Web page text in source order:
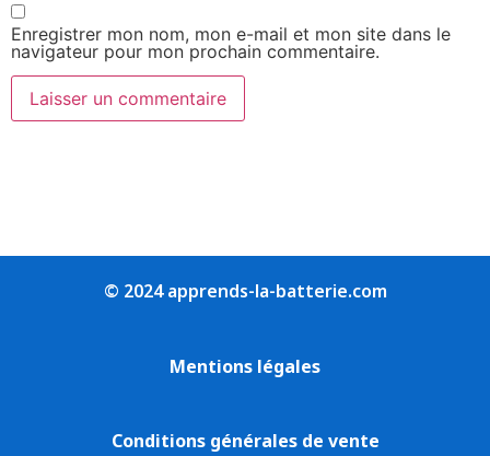
Enregistrer mon nom, mon e-mail et mon site dans le
navigateur pour mon prochain commentaire.
© 2024 apprends-la-batterie.com
Mentions légales
Conditions générales de vente